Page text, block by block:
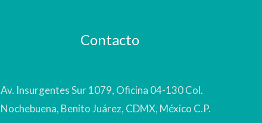
Contacto
Av. Insurgentes Sur 1079, Oficina 04-130 Col.
Nochebuena, Benito Juárez, CDMX, México C.P.